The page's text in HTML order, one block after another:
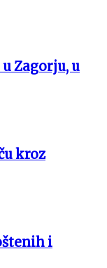
Zagorju, u
kroz
i